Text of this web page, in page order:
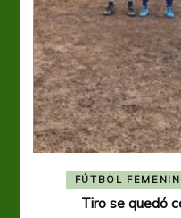
FÚTBOL
Tiro se quedó